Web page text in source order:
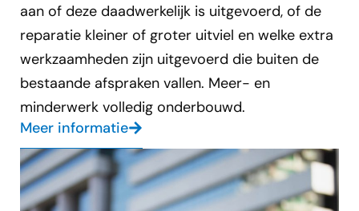
aan of deze daadwerkelijk is uitgevoerd, of de
reparatie kleiner of groter uitviel en welke extra
werkzaamheden zijn uitgevoerd die buiten de
bestaande afspraken vallen. Meer- en
minderwerk volledig onderbouwd.
Meer informatie